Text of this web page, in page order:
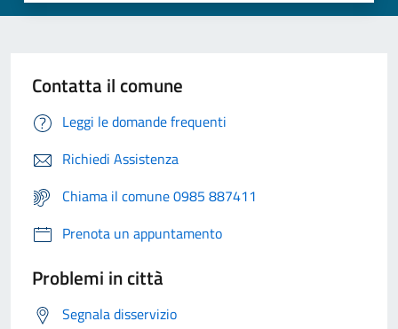
Contatta il comune
Leggi le domande frequenti
Richiedi Assistenza
Chiama il comune 0985 887411
Prenota un appuntamento
Problemi in città
Segnala disservizio